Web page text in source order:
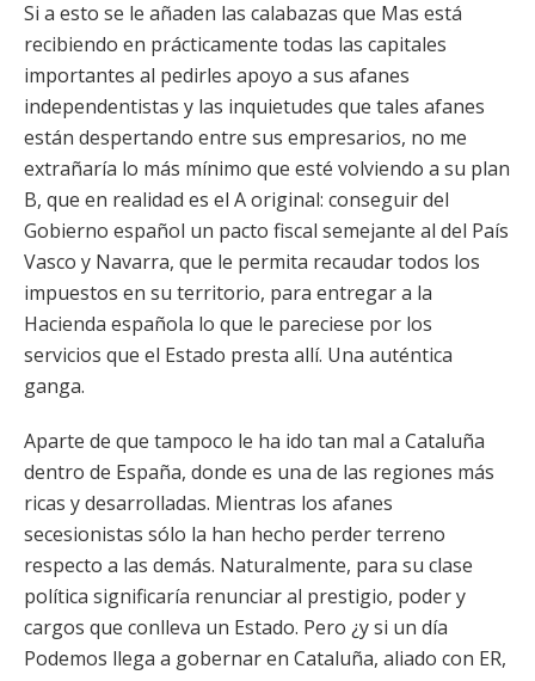
Si a esto se le añaden las calabazas que Mas está
recibiendo en prácticamente todas las capitales
importantes al pedirles apoyo a sus afanes
independentistas y las inquietudes que tales afanes
están despertando entre sus empresarios, no me
extrañaría lo más mínimo que esté volviendo a su plan
B, que en realidad es el A original: conseguir del
Gobierno español un pacto fiscal semejante al del País
Vasco y Navarra, que le permita recaudar todos los
impuestos en su territorio, para entregar a la
Hacienda española lo que le pareciese por los
servicios que el Estado presta allí. Una auténtica
ganga.
Aparte de que tampoco le ha ido tan mal a Cataluña
dentro de España, donde es una de las regiones más
ricas y desarrolladas. Mientras los afanes
secesionistas sólo la han hecho perder terreno
respecto a las demás. Naturalmente, para su clase
política significaría renunciar al prestigio, poder y
cargos que conlleva un Estado. Pero ¿y si un día
Podemos llega a gobernar en Cataluña, aliado con ER,